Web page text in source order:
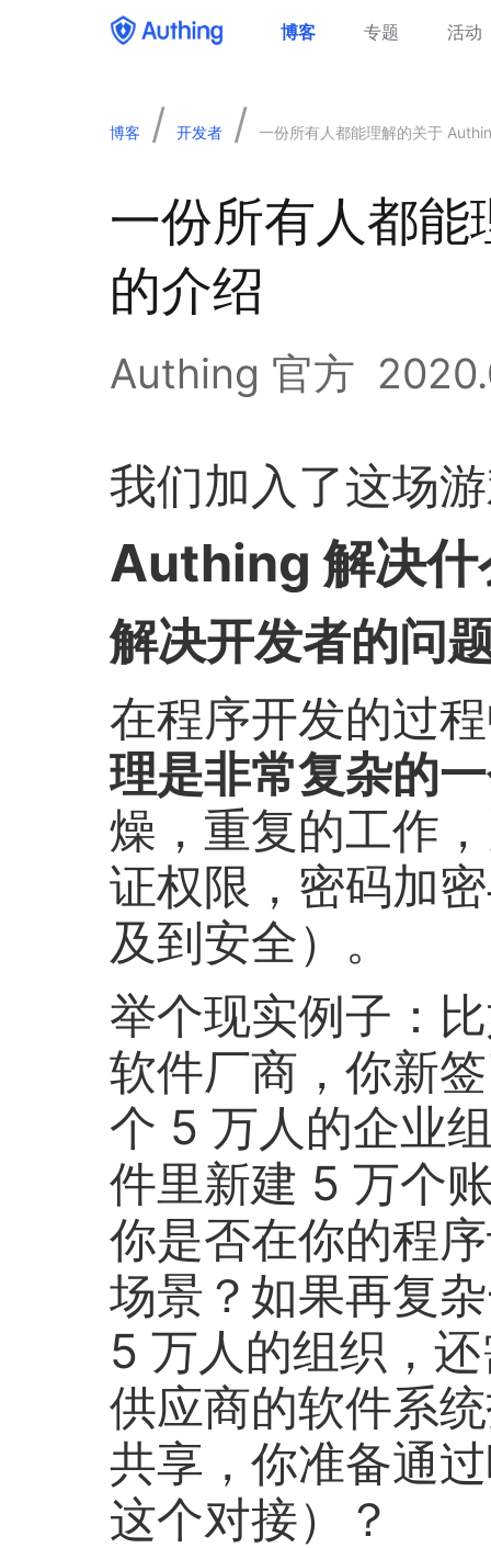
博客 专题 活动
博客 / 开发者 / 一份所有人都能理解的关于
一份所有人都
的介绍
Authing 官方
我们加入了这场
Authing 解决什
解决开发者的问
在程序开发的过
理是非常复杂的
燥，重复的工作
证权限，密码加
及到安全）。
举个现实例子：
软件厂商，你新
个 5 万人的企业
件里新建 5 万个
你是否在你的程
场景？如果再复
5 万人的组织，
供应商的软件系
共享，你准备通
这个对接）？